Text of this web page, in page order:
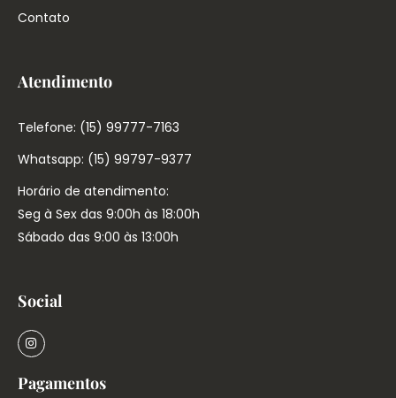
Contato
Atendimento
Telefone: (15) 99777-7163
Whatsapp: (15) 99797-9377
Horário de atendimento:
Seg à Sex das 9:00h às 18:00h
Sábado das 9:00 às 13:00h
Social
Pagamentos